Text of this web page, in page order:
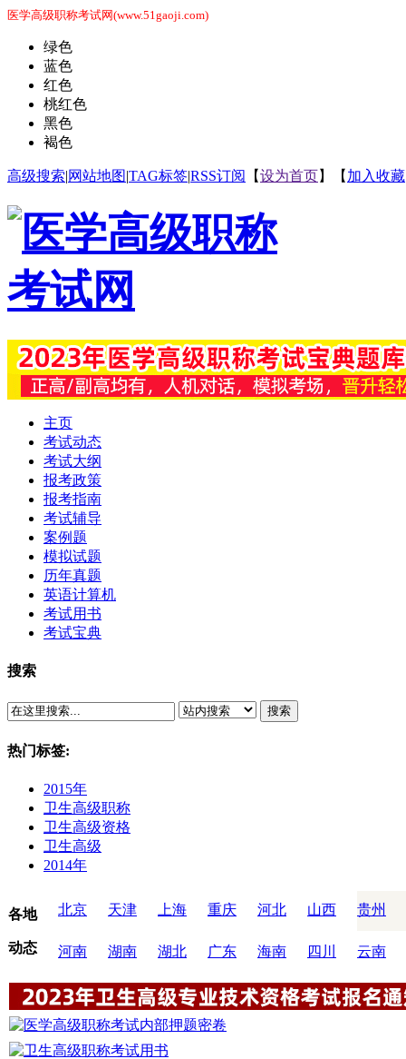
医学高级职称考试网(www.51gaoji.com)
绿色
蓝色
红色
桃红色
黑色
褐色
高级搜索|网站地图|TAG标签|RSS订阅 【设为首页】【 加入收藏
主页
考试动态
考试大纲
报考政策
报考指南
考试辅导
案例题
模拟试题
历年真题
英语计算机
考试用书
考试宝典
搜索
搜索
热门标签:
2015年
卫生高级职称
卫生高级资格
卫生高级
2014年
各地
动态
北京 天津 上海 重庆 河北 山西 贵州
河南 湖南 湖北 广东 海南 四川 云南